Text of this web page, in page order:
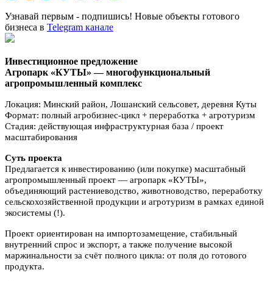
Узнавай первым - подпишись! Новые объекты готового
бизнеса в Telegram канале
Инвестиционное предложение
Агропарк «КУТЫ» — многофункциональный
агропромышленный комплекс
Локация: Минский район, Лошанский сельсовет, деревня Куты
Формат: полный агробизнес-цикл + переработка + агротуризм
Стадия: действующая инфраструктурная база / проект
масштабирования
Суть проекта
Предлагается к инвестированию (или покупке) масштабный
агропромышленный проект — агропарк «КУТЫ»,
объединяющий растениеводство, животноводство, переработку
сельскохозяйственной продукции и агротуризм в рамках единой
экосистемы (!).
Проект ориентирован на импортозамещение, стабильный
внутренний спрос и экспорт, а также получение высокой
маржинальности за счёт полного цикла: от поля до готового
продукта.